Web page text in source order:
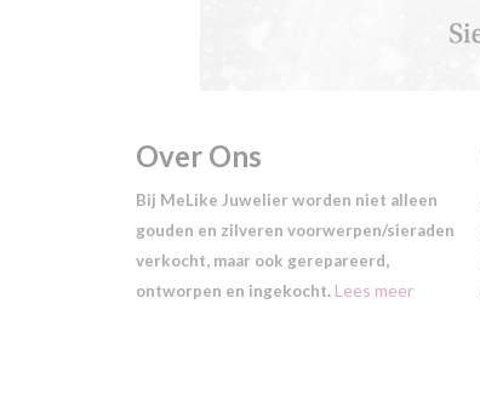
Over Ons
Bij MeLike Juwelier worden niet alleen
gouden en zilveren voorwerpen/sieraden
verkocht, maar ook gerepareerd,
ontworpen en ingekocht. Lees meer